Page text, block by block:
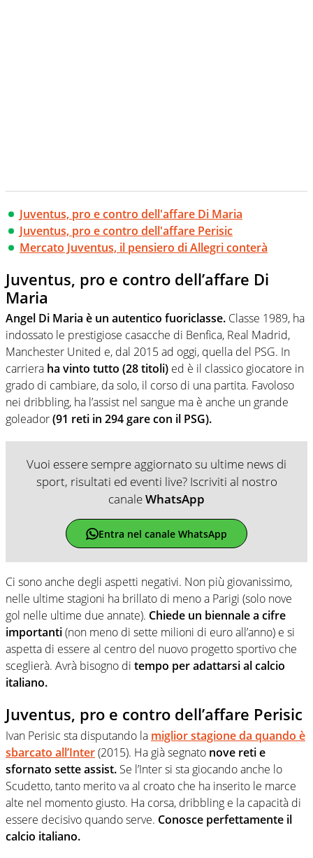
Juventus, pro e contro dell'affare Di Maria
Juventus, pro e contro dell'affare Perisic
Mercato Juventus, il pensiero di Allegri conterà
Juventus, pro e contro dell’affare Di
Maria
Angel Di Maria è un autentico fuoriclasse. Classe 1989, ha
indossato le prestigiose casacche di Benfica, Real Madrid,
Manchester United e, dal 2015 ad oggi, quella del PSG. In
carriera ha vinto tutto (28 titoli) ed è il classico giocatore in
grado di cambiare, da solo, il corso di una partita. Favoloso
nei dribbling, ha l’assist nel sangue ma è anche un grande
goleador(91 reti in 294 gare con il PSG).
Vuoi essere sempre aggiornato su ultime news di
sport, risultati ed eventi live? Iscriviti al nostro
canaleWhatsApp
Entra nel canale WhatsApp
Ci sono anche degli aspetti negativi. Non più giovanissimo,
nelle ultime stagioni ha brillato di meno a Parigi (solo nove
gol nelle ultime due annate). Chiede un biennale a cifre
importanti(non meno di sette milioni di euro all’anno) e si
aspetta di essere al centro del nuovo progetto sportivo che
sceglierà. Avrà bisogno di tempo per adattarsi al calcio
italiano.
Juventus, pro e contro dell’affare Perisic
Ivan Perisic sta disputando la miglior stagione da quando è
sbarcato all’Inter(2015). Ha già segnato nove reti e
sfornato sette assist. Se l’Inter si sta giocando anche lo
Scudetto, tanto merito va al croato che ha inserito le marce
alte nel momento giusto. Ha corsa, dribbling e la capacità di
essere decisivo quando serve. Conosce perfettamente il
calcio italiano.